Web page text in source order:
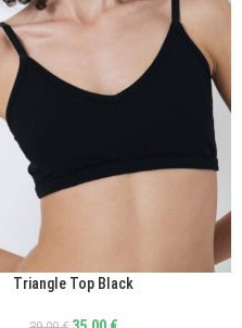
Triangle Top Black